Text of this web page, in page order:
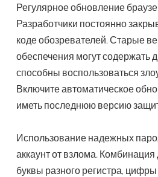
Регулярное обновление
Разработчики постоянно
коде обозревателей. Старые
обеспечения могут содержать
способны воспользоваться
Включите автоматическое
иметь последнюю версию
Использование надежных
аккаунт от взлома.
буквы разного регистра,